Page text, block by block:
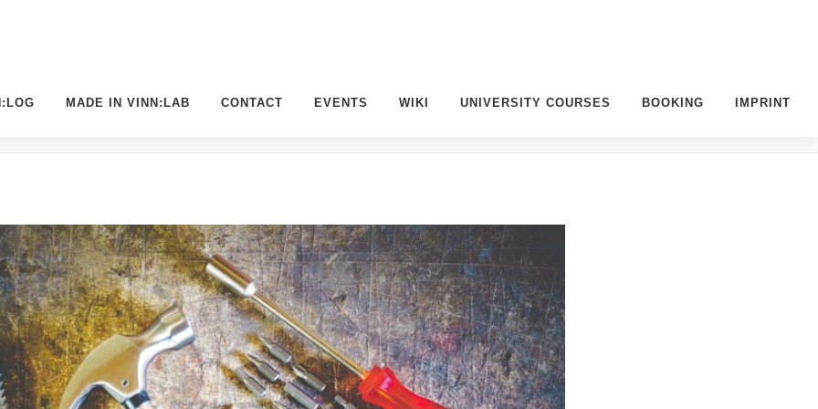
MADE IN VINN:LAB CONTACT EVENTS WIKI UNIVERSITY COURSES BOOKING IMPRINT
VOR ORT IM VINN:LAB